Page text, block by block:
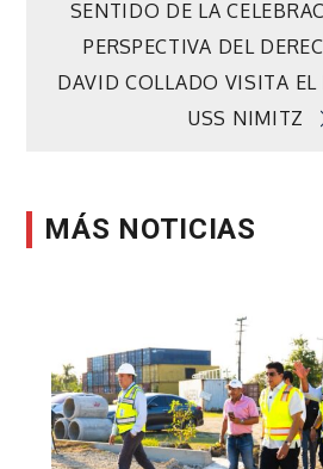
de
entradas
SENTIDO DE LA
PERSPECTIVA DEL
DAVID COLLADO VISITA EL
USS NIMITZ
MÁS NOTICIAS